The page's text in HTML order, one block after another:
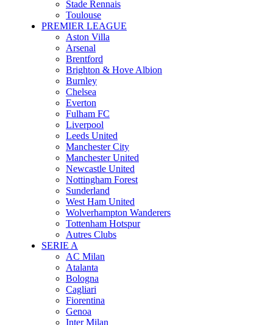
Stade Rennais
Toulouse
PREMIER LEAGUE
Aston Villa
Arsenal
Brentford
Brighton & Hove Albion
Burnley
Chelsea
Everton
Fulham FC
Liverpool
Leeds United
Manchester City
Manchester United
Newcastle United
Nottingham Forest
Sunderland
West Ham United
Wolverhampton Wanderers
Tottenham Hotspur
Autres Clubs
SERIE A
AC Milan
Atalanta
Bologna
Cagliari
Fiorentina
Genoa
Inter Milan